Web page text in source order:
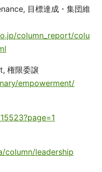
目標達成・集団維
column_report/colu
権限委譲
empowerment/
column/leadership